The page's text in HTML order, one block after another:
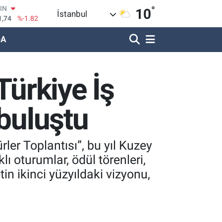
%0.02
%0.19
%0
İstanbul 10°
İş
Toplantısı”, bu yıl Kuzey
oturumlar, ödül törenleri,
ikinci yüzyıldaki vizyonu,